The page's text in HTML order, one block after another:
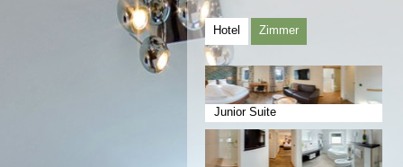
Hotel Zimmer
Junior Suite